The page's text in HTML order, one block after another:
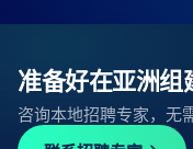
准备好在亚洲组
咨询本地招聘专家，无